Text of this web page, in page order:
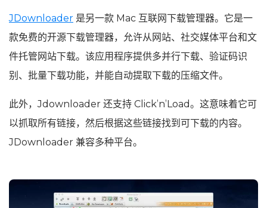
JDownloader 是另一款 Mac 互联网下载管理器。它是一
款免费的开源下载管理器，允许从网站、社交媒体平台和文
件托管网站下载。该应用程序提供多并行下载、验证码识
别、批量下载功能，并能自动提取下载的压缩文件。
此外，Jdownloader 还支持 Click’n’Load。这意味着它可
以抓取所有链接，然后根据这些链接找到可下载的内容。
JDownloader 兼容多种平台。